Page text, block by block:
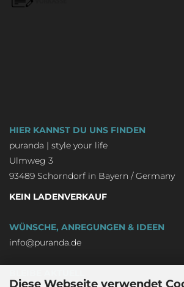
Diese Webseite verwendet
HIER KANNST DU UNS FINDEN
puranda | style your life
Ulmweg 3
93489 Schorndorf in Bayern / Germany
KEIN LADENVERKAUF
WÜNSCHE, ANREGUNGEN & IDEEN
info@puranda.de